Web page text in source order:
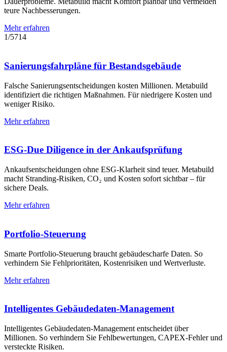
teure Nachbesserungen.
Mehr erfahren
1/5714
Sanierungs­­fahrpläne für Bestands­­gebäude
Falsche Sanierungs­entscheidungen kosten Millionen. Metabuild
identifiziert die richtigen Maßnahmen. Für niedrigere Kosten und
weniger Risiko.
Mehr erfahren
ESG-Due Diligence in der Ankaufsprüfung
Ankaufsentscheidungen ohne ESG-Klarheit sind teuer. Metabuild
macht Stranding-Risiken, CO₂ und Kosten sofort sichtbar – für
sichere Deals.
Mehr erfahren
Portfolio-Steuerung
Smarte Portfolio-Steuerung braucht gebäudescharfe Daten. So
verhindern Sie Fehlprioritäten, Kostenrisiken und Wertverluste.
Mehr erfahren
Intelligentes Gebäudedaten-Management
Intelligentes Gebäudedaten-Management entscheidet über
Millionen. So verhindern Sie Fehlbewertungen, CAPEX-Fehler und
versteckte Risiken.